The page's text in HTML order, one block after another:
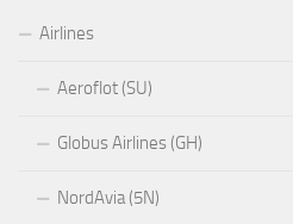
Airlines
Aeroflot (SU)
Globus Airlines (GH)
NordAvia (5N)